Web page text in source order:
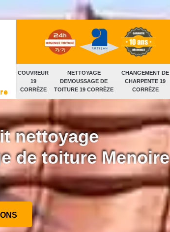
COUVREUR
19
CORRÈZE
NETTOYAGE
DEMOUSSAGE DE
TOITURE 19 CORRÈZE
CHANGEMENT DE
CHARPENTE 19
CORRÈZE
nettoyage
de toiture Menoire